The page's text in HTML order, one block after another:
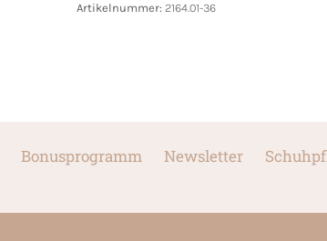
Artikelnummer: 2164.01-36
Bonusprogramm Newsletter